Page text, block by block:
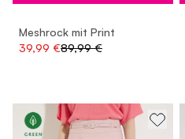
Meshrock mit Print
39,99 €89,99 €